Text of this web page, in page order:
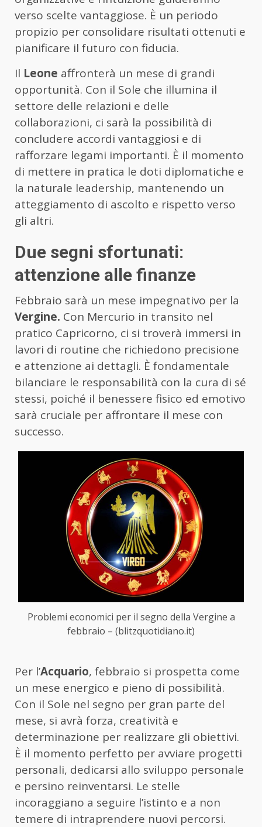
verso scelte vantaggiose. È un periodo
propizio per consolidare risultati ottenuti e
pianificare il futuro con fiducia.
Il Leone affronterà un mese di grandi
opportunità. Con il Sole che illumina il
settore delle relazioni e delle
collaborazioni, ci sarà la possibilità di
concludere accordi vantaggiosi e di
rafforzare legami importanti. È il momento
di mettere in pratica le doti diplomatiche e
la naturale leadership, mantenendo un
atteggiamento di ascolto e rispetto verso
gli altri.
Due segni sfortunati:
attenzione alle finanze
Febbraio sarà un mese impegnativo per la
Vergine. Con Mercurio in transito nel
pratico Capricorno, ci si troverà immersi in
lavori di routine che richiedono precisione
e attenzione ai dettagli. È fondamentale
bilanciare le responsabilità con la cura di sé
stessi, poiché il benessere fisico ed emotivo
sarà cruciale per affrontare il mese con
successo.
Problemi economici per il segno della Vergine a
febbraio – (blitzquotidiano.it)
Per l’Acquario, febbraio si prospetta come
un mese energico e pieno di possibilità.
Con il Sole nel segno per gran parte del
mese, si avrà forza, creatività e
determinazione per realizzare gli obiettivi.
È il momento perfetto per avviare progetti
personali, dedicarsi allo sviluppo personale
e persino reinventarsi. Le stelle
incoraggiano a seguire l’istinto e a non
temere di intraprendere nuovi percorsi.